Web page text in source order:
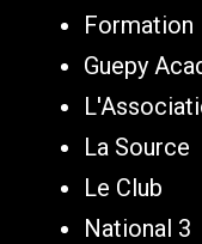
Formation
Guepy
La Source
Le Club
National 3